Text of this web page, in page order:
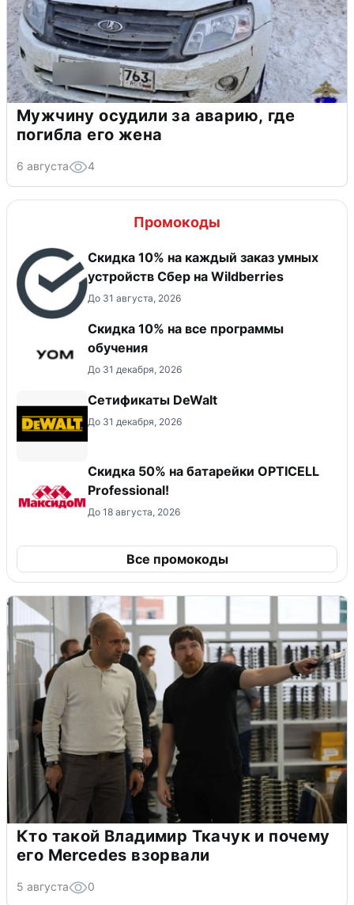
Мужчину осудили за аварию, где
погибла его жена
6 августа 4
Промокоды
Скидка 10% на каждый заказ умных
устройств Сбер на Wildberries
До 31 августа, 2026
Скидка 10% на все программы
обучения
До 31 декабря, 2026
Сетификаты DeWalt
До 31 декабря, 2026
Скидка 50% на батарейки OPTICELL
Professional!
До 18 августа, 2026
Все промокоды
Кто такой Владимир Ткачук и почему
его Mercedes взорвали
5 августа 0